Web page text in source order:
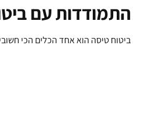
התמודדות עם
ביטוח טיסה הוא אחד הכלים הכי